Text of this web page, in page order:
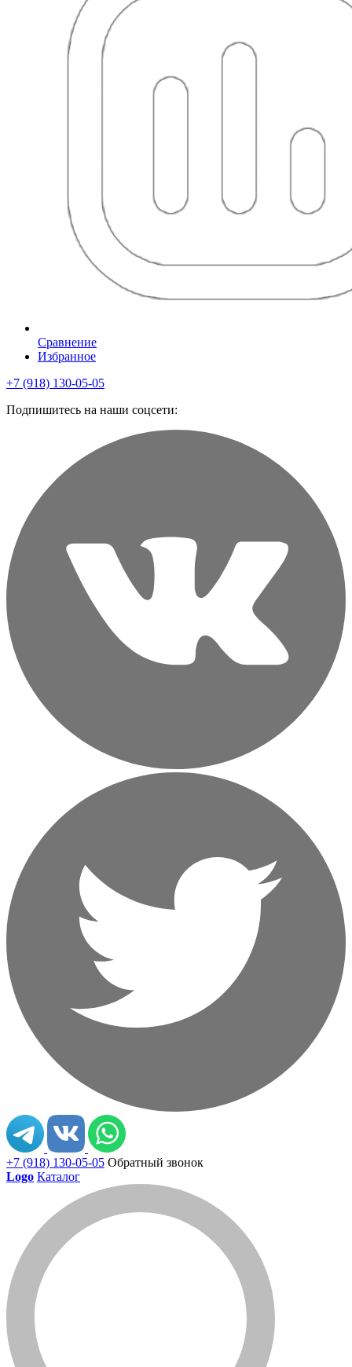
Сравнение
Избранное
+7 (918) 130-05-05
Подпишитесь на наши соцсети:
+7 (918) 130-05-05 Обратный звонок
Logo Каталог